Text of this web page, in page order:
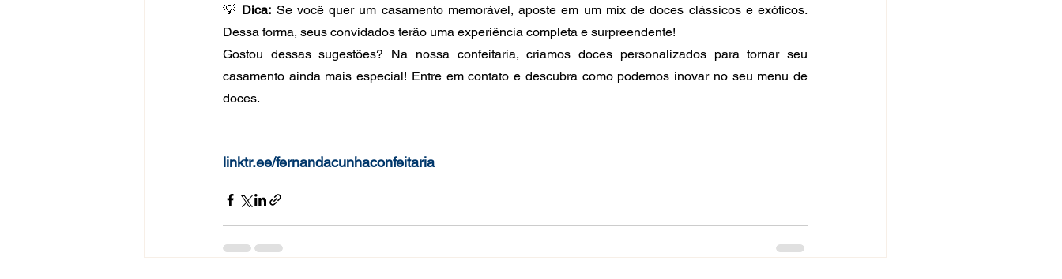
💡 Dica: Se você quer um casamento memorável, aposte em um mix de doces clássicos e exóticos.
Dessa forma, seus convidados terão uma experiência completa e surpreendente!
Gostou dessas sugestões? Na nossa confeitaria, criamos doces personalizados para tornar seu
casamento ainda mais especial! Entre em contato e descubra como podemos inovar no seu menu de
doces.
linktr.ee/fernandacunhaconfeitaria